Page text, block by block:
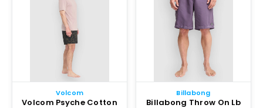
Volcom
Volcom Psyche Cotton
Billabong
Billabong Throw On Lb